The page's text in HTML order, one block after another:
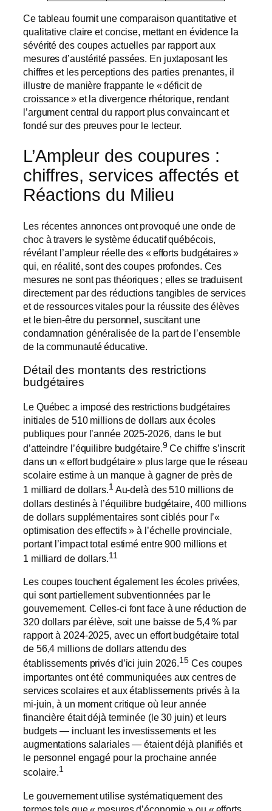
Ce tableau fournit une comparaison quantitative et
qualitative claire et concise, mettant en évidence la
sévérité des coupes actuelles par rapport aux
mesures d’austérité passées. En juxtaposant les
chiffres et les perceptions des parties prenantes, il
illustre de manière frappante le « déficit de
croissance » et la divergence rhétorique, rendant
l’argument central du rapport plus convaincant et
fondé sur des preuves pour le lecteur.
L’Ampleur des coupures :
chiffres, services affectés et
Réactions du Milieu
Les récentes annonces ont provoqué une onde de
choc à travers le système éducatif québécois,
révélant l’ampleur réelle des « efforts budgétaires »
qui, en réalité, sont des coupes profondes. Ces
mesures ne sont pas théoriques ; elles se traduisent
directement par des réductions tangibles de services
et de ressources vitales pour la réussite des élèves
et le bien-être du personnel, suscitant une
condamnation généralisée de la part de l’ensemble
de la communauté éducative.
Détail des montants des restrictions
budgétaires
Le Québec a imposé des restrictions budgétaires
initiales de 510 millions de dollars aux écoles
publiques pour l’année 2025-2026, dans le but
d’atteindre l’équilibre budgétaire.9Ce chiffre s’inscrit
dans un « effort budgétaire » plus large que le réseau
scolaire estime à un manque à gagner de près de
1 milliard de dollars.1Au-delà des 510 millions de
dollars destinés à l’équilibre budgétaire, 400 millions
de dollars supplémentaires sont ciblés pour l’«
optimisation des effectifs » à l’échelle provinciale,
portant l’impact total estimé entre 900 millions et
1 milliard de dollars.11
Les coupes touchent également les écoles privées,
qui sont partiellement subventionnées par le
gouvernement. Celles-ci font face à une réduction de
320 dollars par élève, soit une baisse de 5,4 % par
rapport à 2024-2025, avec un effort budgétaire total
de 56,4 millions de dollars attendu des
établissements privés d’ici juin 2026.15 Ces coupes
importantes ont été communiquées aux centres de
services scolaires et aux établissements privés à la
mi-juin, à un moment critique où leur année
financière était déjà terminée (le 30 juin) et leurs
budgets — incluant les investissements et les
augmentations salariales — étaient déjà planifiés et
le personnel engagé pour la prochaine année
scolaire.1
Le gouvernement utilise systématiquement des